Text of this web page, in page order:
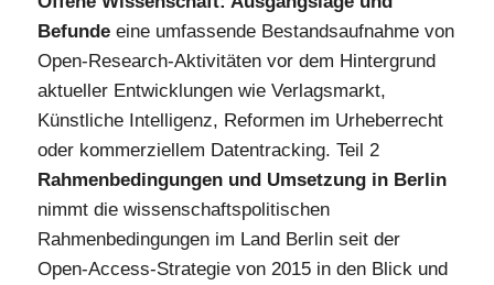
Befunde eine umfassende Bestandsaufnahme von
Open-Research-Aktivitäten vor dem Hintergrund
aktueller Entwicklungen wie Verlagsmarkt,
Künstliche Intelligenz, Reformen im Urheberrecht
oder kommerziellem Datentracking. Teil 2
Rahmenbedingungen und Umsetzung in Berlin
nimmt die wissenschaftspolitischen
Rahmenbedingungen im Land Berlin seit der
Open-Access-Strategie von 2015 in den Blick und